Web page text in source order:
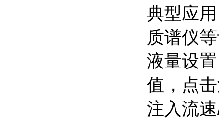
典型应
质谱仪
液量设
值，点
注入流